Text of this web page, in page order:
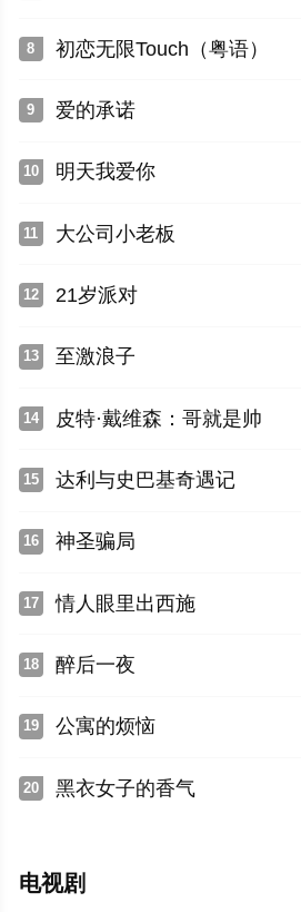
8 初恋无限Touch（粤语）
9 爱的承诺
10 明天我爱你
11 大公司小老板
12 21岁派对
13 至激浪子
14 皮特·戴维森：哥就是帅
15 达利与史巴基奇遇记
16 神圣骗局
17 情人眼里出西施
18 醉后一夜
19 公寓的烦恼
20 黑衣女子的香气
电视剧